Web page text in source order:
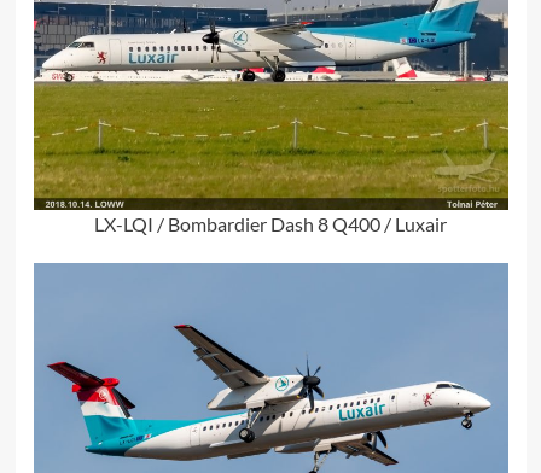
LX-LQI / Bombardier Dash 8 Q400 / Luxair